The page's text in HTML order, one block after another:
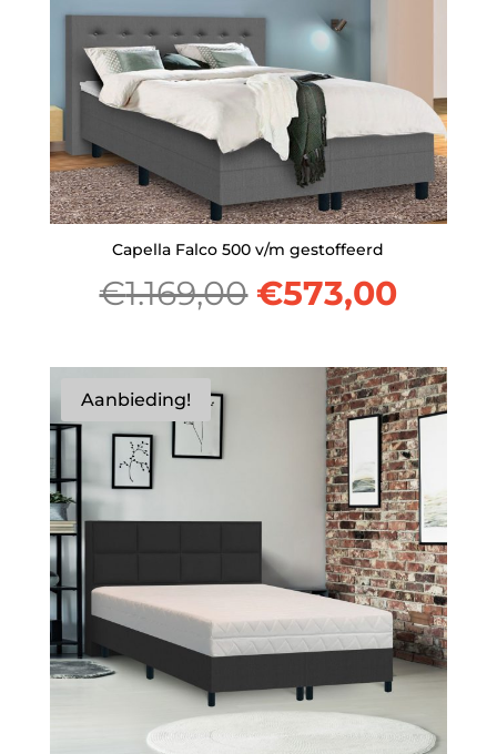
Capella Falco 500 v/m gestoffeerd
€1.169,00
was:
€1.169,00.
€573,00
is:
Aanbieding!